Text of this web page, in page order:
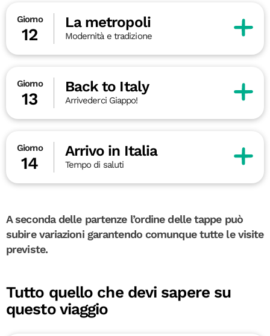
Giorno
12
La metropoli
Modernità e tradizione
Giorno
13
Back to Italy
Arrivederci Giappo!
Giorno
14
Arrivo in Italia
Tempo di saluti
A seconda delle partenze l’ordine delle tappe può
subire variazioni garantendo comunque tutte le visite
previste.
Tutto quello che devi sapere su
questo viaggio